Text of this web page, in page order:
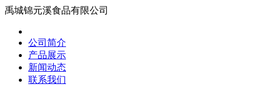
禹城锦元溪食品有限公司
公司简介
产品展示
新闻动态
联系我们